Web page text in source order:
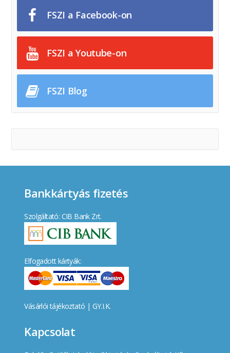
FSZI a Facebook-on
FSZI a Youtube-on
FSZI Blog
Bankkártyás fizetés
Szolgáltató: CIB Bank Zrt.
Elfogadott kártyák:
Vásárlói tájékoztató | GY.I.K.
Kapcsolat